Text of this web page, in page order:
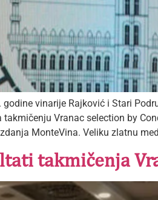
vinarije Rajković i Stari
Vranac selection by
MonteVina. Veliku zlatnu
takmičenja